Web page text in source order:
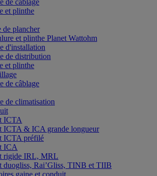
de câblage
et plinthe
de plancher
et plinthe Planet Wattohm
d'installation
de distribution
et plinthe
de câblage
de climatisation
ICTA
ICTA & ICA grande longueur
ICTA préfilé
ICA
rigide IRL, MRL
duogliss, Rai’Gliss, TINB et TIIB
gaine et conduit